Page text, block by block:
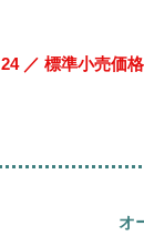
価格 864
オ